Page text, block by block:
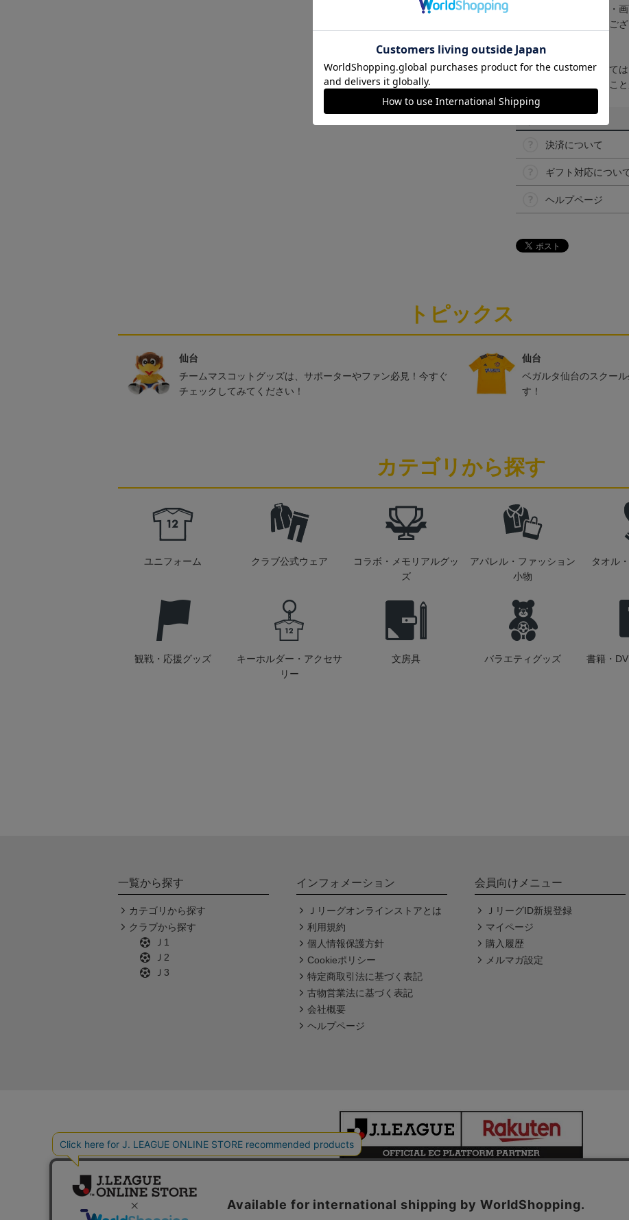
ンのメーカー・機種・
なって見える場合がご
【仕様について】
取り扱い商品によって
予告なく変更になるこ
決済について
ギフト対応につい
ヘルプページ
トピックス
仙台
チームマスコットグッズは、サポーターやファン必見！今すぐ
チェックしてみてください！
仙台
ベガルタ仙台のスクー
す！
カテゴリから探す
ユニフォーム クラブ公式ウェア
コラボ・メモリアルグッ
ズ
アパレル・ファッション
小物
タオル
観戦・応援グッズ
キーホルダー・アクセサ
リー
文房具 バラエティグッズ 書籍・
一覧から探す
カテゴリから探す
クラブから探す
Ｊ1
Ｊ2
Ｊ3
インフォメーション
Ｊリーグオンラインストアとは
利用規約
個人情報保護方針
Cookieポリシー
特定商取引法に基づく表記
古物営業法に基づく表記
会社概要
ヘルプページ
会員向けメニュー
ＪリーグID新規登録
マイページ
購入履歴
メルマガ設定
本サイトで使用している文章・画像等の無断での複製・転載を禁止します。
© JAPAN PROFESSIONAL FOOTBALL LEAGUE Rakuten Group, Inc.